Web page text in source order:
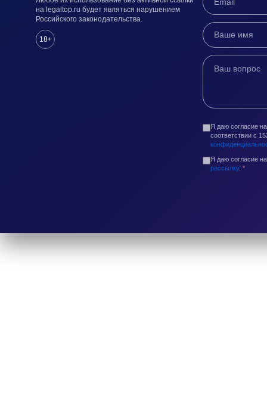
на legaltop.ru будет являться нарушением
Российского законодательства.
18+
Я даю согласие
соответствии с
Я даю согласие
рассылку. *